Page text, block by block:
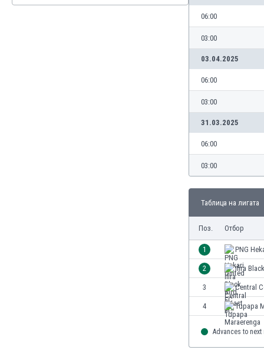
06:00
03:00
03.04.2025
06:00
03:00
31.03.2025
06:00
03:00
Таблица на лигата
Поз. Отбор
1 PNG
2 Ifira
3 Central
4 Tupapa
Advances to next